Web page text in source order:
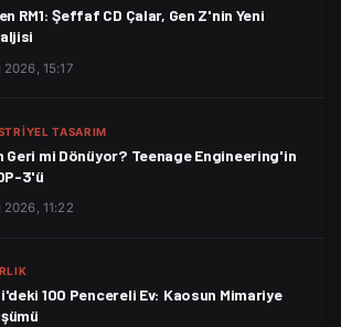
RM1: Şeffaf CD Çalar, Gen Z'nin Yeni
2026, 15:17
TASARIM
Geri mi Dönüyor? Teenage Engineering'in
3'ü
2026, 11:22
100 Pencereli Ev: Kaosun Mimariye